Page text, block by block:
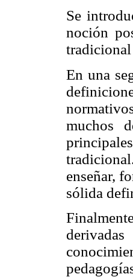
Se
noción
tradicional
En una
muchos
enseñar,
sólida